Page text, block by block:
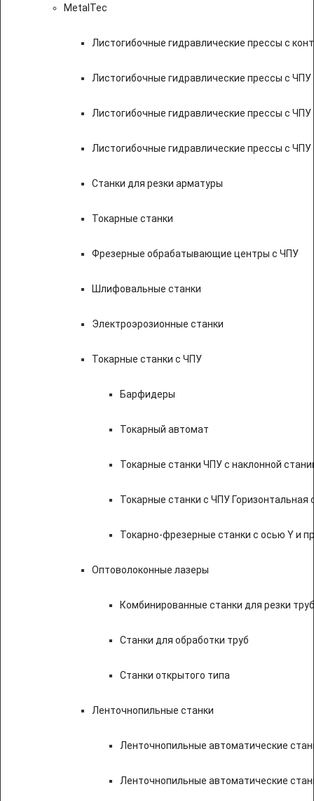
MetalTec
Листогибочные гидравлические прессы с
Листогибочные гидравлические прессы с
Листогибочные гидравлические прессы с ЧПУ
Листогибочные гидравлические прессы с
Станки для резки арматуры
Токарные станки
Фрезерные обрабатывающие центры с ЧПУ
Шлифовальные станки
Электроэрозионные станки
Токарные станки с ЧПУ
Барфидеры
Токарный автомат
Токарные станки ЧПУ c наклонной
Токарные станки с ЧПУ Горизонтальная
Токарно-фрезерные станки с осью Y и
Оптоволоконные лазеры
Комбинированные станки для резки
Станки для обработки труб
Станки открытого типа
Ленточнопильные станки
Ленточнопильные автоматические
Ленточнопильные автоматические